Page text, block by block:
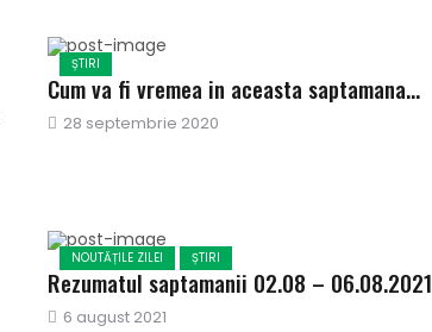
ȘTIRI
Cum va fi vremea in aceasta saptamana…
Publicat
28 septembrie 2020
NOUTĂȚILE ZILEI ȘTIRI
Rezumatul saptamanii 02.08 – 06.08.2021
Publicat
6 august 2021